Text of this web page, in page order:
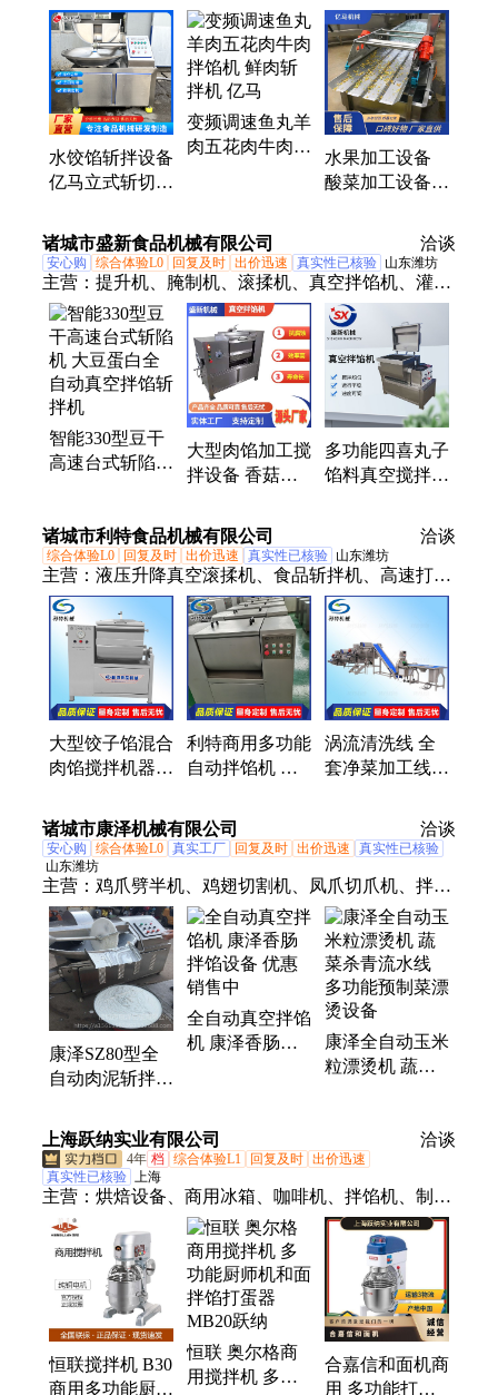
蔬菜净菜、机械山芋、沙拉净菜、机械薯片、地瓜清
洗、土豆清洗、机械蔬菜、机械鸭苗、机械土豆、机
械蒸煮、薯片净菜、芦笋清洗、机械芋头、机械地
瓜、杀菌设备、巴氏灭菌、机械果蔬、果蔬净菜、机
械净菜、草莓净菜、机械蛋糕
水饺馅斩拌设备
亿马立式斩切机
频斩拌机
变频调速鱼丸羊
肉五花肉牛肉拌
水果加工设备
酸菜加工设备
房和大型净菜加
工厂
诸城市盛新食品机械有限公司 洽谈
安心购 综合体验L0 回复及时 出价迅速 真实性已核验 山东潍坊
主营： 提升机、腌制机、滚揉机、真空拌馅机、灌肠
机、上料设备、提升设备、嫩化设备、滚揉设备、腌
制设备、搅拌设备、液压上料机、变频斩拌机、牛肉
上料机、提升上料机、自动上料机、立式上料机、蔬
菜斩切设备、不锈钢装料机、真空搅拌腌菜机、鸡肉
盐水注射机
智能330型豆干
高速台式斩陷机
大型肉馅加工搅
拌设备 香菇贡
拌馅机 搅拌均
匀
多功能四喜丸子
馅料真空搅拌机
立式拌馅设备
诸城市利特食品机械有限公司 洽谈
综合体验L0 回复及时 出价迅速 真实性已核验 山东潍坊
主营： 液压升降真空滚揉机、食品斩拌机、高速打浆
机、拌馅机、盐水注射机、洗筐机、净菜加工设备、
果蔬漂烫线、低温灭菌设备、食品解冻机、食品真空
搅拌机、肠类加工设备、丸子类加工设备
大型饺子馅混合
肉馅搅拌机器香
肉类蔬菜类拌料
机
利特商用多功能
自动拌馅机 肉
香肠包子饺子馅
调馅机
涡流清洗线 全
套净菜加工线
产线 利特定制
诸城市康泽机械有限公司 洽谈
安心购 综合体验L0 真实工厂 回复及时 出价迅速
真实性已核验
山东潍坊
主营： 鸡爪劈半机、鸡翅切割机、凤爪切爪机、拌馅
机、冻品解冻机、玉米切段机、玉米棒切段机、果蔬
清洗设备、莲藕去皮设备、面包筐清洗机、鸡柳筐子
清洗机、牛排腌制滚揉机、挂冰机、解冻机、油炸
机、油炸流水线、洗筐机、油炸设备、鸡爪脱皮加工
设备、鸡爪加工流水线、重量分选机、重量分级、包
冰设备、鸡爪脱黄皮机、果蔬加工设备、鸡爪脱皮机
康泽SZ80型全
自动肉泥斩拌机
器 香肠馅斩拌
设备
全自动真空拌馅
机 康泽香肠拌
康泽全自动玉米
粒漂烫机 蔬菜
上海跃纳实业有限公司 洽谈
4年 档 综合体验L1 回复及时 出价迅速
真实性已核验
上海
主营： 烘焙设备、商用冰箱、咖啡机、拌馅机、制冰
机、和面机、洗碗机、蒸饭柜、消毒柜
恒联搅拌机 B30
商用多功能厨师
恒联 奥尔格商
用搅拌机 多功
合嘉信和面机商
用 多功能打蛋